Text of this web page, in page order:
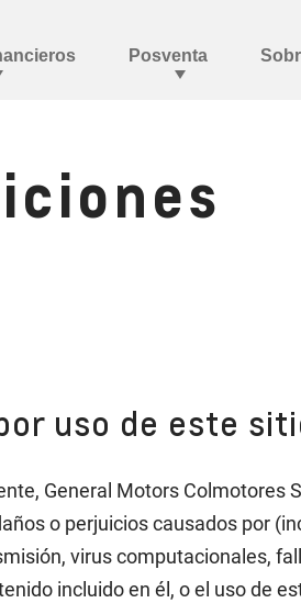
uso de este
General Motors
o perjuicios causados por
virus computacionales,
incluido en él, o el uso de